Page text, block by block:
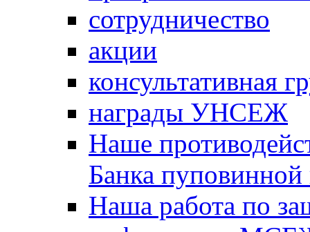
сотрудничество
акции
консультативная
награды УНСЕЖ
Наше
Банка
Наша работа по